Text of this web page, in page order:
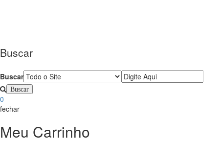
Buscar
Buscar
0
fechar
Meu Carrinho